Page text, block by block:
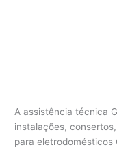
A assistência técnica
instalações,
para eletrodomésticos